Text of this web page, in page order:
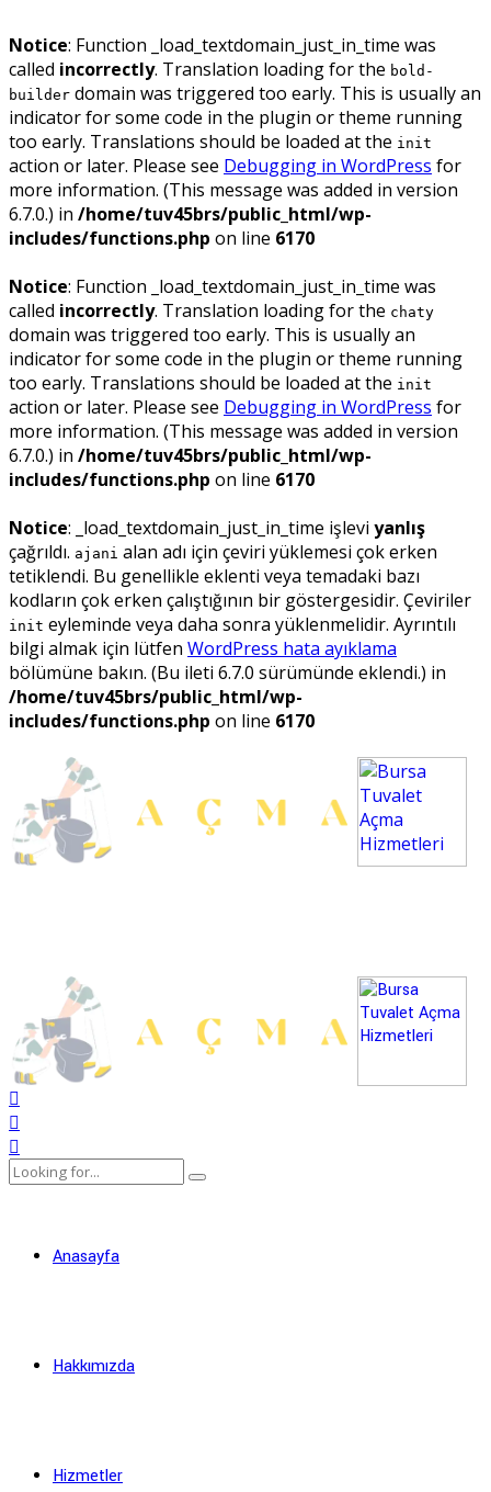
Notice: Function _load_textdomain_just_in_time was
called incorrectly. Translation loading for the bold-
builder domain was triggered too early. This is usually an
indicator for some code in the plugin or theme running
too early. Translations should be loaded at the init
action or later. Please see Debugging in WordPress for
more information. (This message was added in version
6.7.0.) in /home/tuv45brs/public_html/wp-
includes/functions.php on line 6170
Notice: Function _load_textdomain_just_in_time was
called incorrectly. Translation loading for the chaty
domain was triggered too early. This is usually an
indicator for some code in the plugin or theme running
too early. Translations should be loaded at the init
action or later. Please see Debugging in WordPress for
more information. (This message was added in version
6.7.0.) in /home/tuv45brs/public_html/wp-
includes/functions.php on line 6170
Notice: _load_textdomain_just_in_time işlevi yanlış
çağrıldı. ajani alan adı için çeviri yüklemesi çok erken
tetiklendi. Bu genellikle eklenti veya temadaki bazı
kodların çok erken çalıştığının bir göstergesidir. Çeviriler
init eyleminde veya daha sonra yüklenmelidir. Ayrıntılı
bilgi almak için lütfen WordPress hata ayıklama
bölümüne bakın. (Bu ileti 6.7.0 sürümünde eklendi.) in
/home/tuv45brs/public_html/wp-
includes/functions.php on line 6170
Anasayfa
Hakkımızda
Hizmetler